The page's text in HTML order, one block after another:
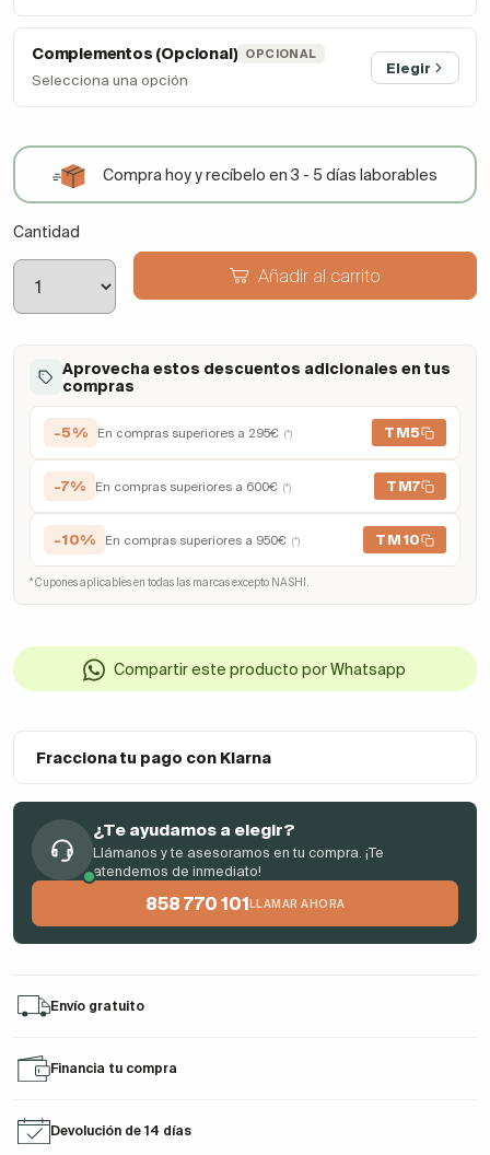
Complementos (Opcional) OPCIONAL
Selecciona una opción
Elegir
Compra hoy y recíbelo en 3 - 5 días laborables
Cantidad
Añadir al carrito
Aprovecha estos descuentos adicionales en tus
compras
-5% En compras superiores a 295€ (*) TM5
-7% En compras superiores a 600€ (*) TM7
-10% En compras superiores a 950€ (*) TM10
* Cupones aplicables en todas las marcas excepto NASHI.
Compartir este producto por Whatsapp
Fracciona tu pago con Klarna
¿Te ayudamos a elegir?
Llámanos y te asesoramos en tu compra. ¡Te
atendemos de inmediato!
858 770 101 LLAMAR AHORA
Envío gratuito
Financia tu compra
Devolución de 14 días